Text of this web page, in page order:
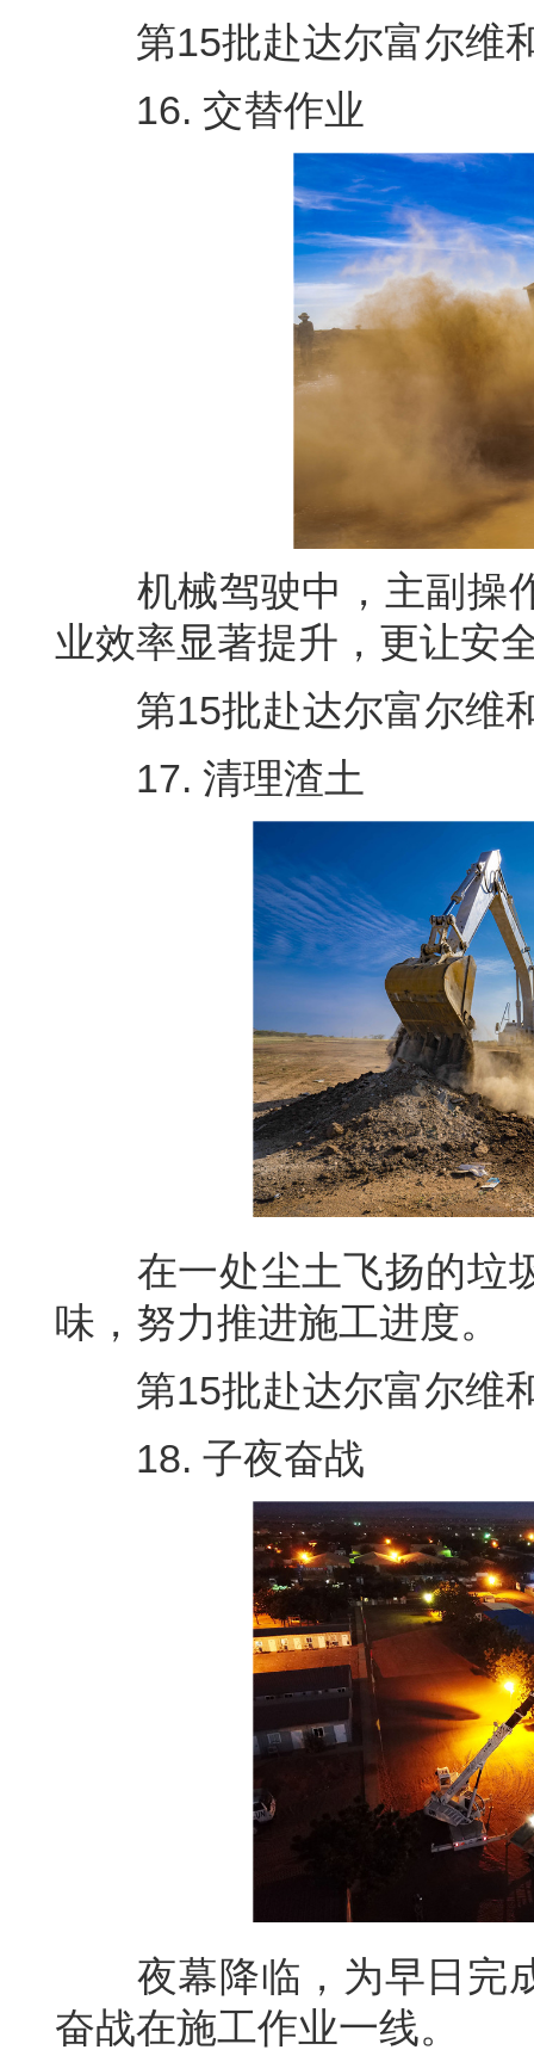
第15批赴达尔富尔维
16. 交替作业
机械驾驶中，主副操作
业效率显著提升，更让安
第15批赴达尔富尔维
17. 清理渣土
在一处尘土飞扬的垃圾
味，努力推进施工进度。
第15批赴达尔富尔维
18. 子夜奋战
夜幕降临，为早日完成
奋战在施工作业一线。